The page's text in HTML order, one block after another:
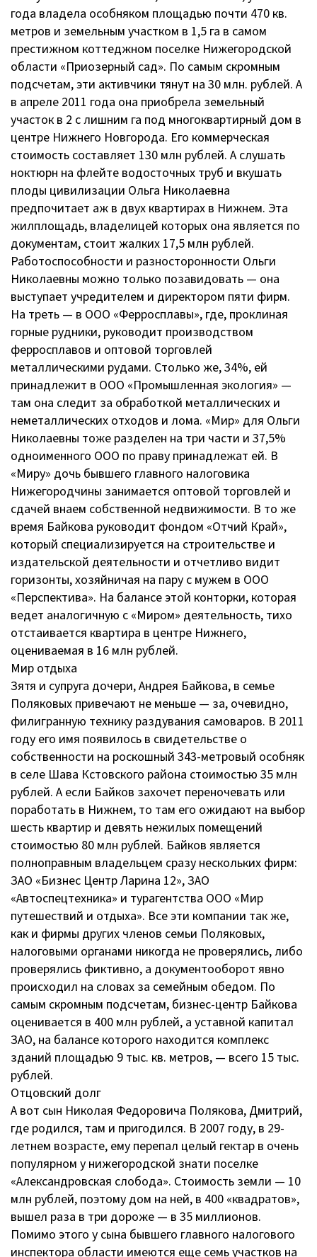
года владела особняком площадью почти 470 кв.
метров и земельным участком в 1,5 га в самом
престижном коттеджном поселке Нижегородской
области «Приозерный сад». По самым скромным
подсчетам, эти активчики тянут на 30 млн. рублей. А
в апреле 2011 года она приобрела земельный
участок в 2 с лишним га под многоквартирный дом в
центре Нижнего Новгорода. Его коммерческая
стоимость составляет 130 млн рублей. А слушать
ноктюрн на флейте водосточных труб и вкушать
плоды цивилизации Ольга Николаевна
предпочитает аж в двух квартирах в Нижнем. Эта
жилплощадь, владелицей которых она является по
документам, стоит жалких 17,5 млн рублей.
Работоспособности и разносторонности Ольги
Николаевны можно только позавидовать — она
выступает учредителем и директором пяти фирм.
На треть — в ООО «Ферросплавы», где, проклиная
горные рудники, руководит производством
ферросплавов и оптовой торговлей
металлическими рудами. Столько же, 34%, ей
принадлежит в ООО «Промышленная экология» —
там она следит за обработкой металлических и
неметаллических отходов и лома. «Мир» для Ольги
Николаевны тоже разделен на три части и 37,5%
одноименного ООО по праву принадлежат ей. В
«Миру» дочь бывшего главного налоговика
Нижегородчины занимается оптовой торговлей и
сдачей внаем собственной недвижимости. В то же
время Байкова руководит фондом «Отчий Край»,
который специализируется на строительстве и
издательской деятельности и отчетливо видит
горизонты, хозяйничая на пару с мужем в ООО
«Перспектива». На балансе этой конторки, которая
ведет аналогичную с «Миром» деятельность, тихо
отстаивается квартира в центре Нижнего,
оцениваемая в 16 млн рублей.
Мир отдыха
Зятя и супруга дочери, Андрея Байкова, в семье
Поляковых привечают не меньше — за, очевидно,
филигранную технику раздувания самоваров. В 2011
году его имя появилось в свидетельстве о
собственности на роскошный 343-метровый особняк
в селе Шава Кстовского района стоимостью 35 млн
рублей. А если Байков захочет переночевать или
поработать в Нижнем, то там его ожидают на выбор
шесть квартир и девять нежилых помещений
стоимостью 80 млн рублей. Байков является
полноправным владельцем сразу нескольких фирм:
ЗАО «Бизнес Центр Ларина 12», ЗАО
«Автоспецтехника» и турагентства ООО «Мир
путешествий и отдыха». Все эти компании так же,
как и фирмы других членов семьи Поляковых,
налоговыми органами никогда не проверялись, либо
проверялись фиктивно, а документооборот явно
происходил на словах за семейным обедом. По
самым скромным подсчетам, бизнес-центр Байкова
оценивается в 400 млн рублей, а уставной капитал
ЗАО, на балансе которого находится комплекс
зданий площадью 9 тыс. кв. метров, — всего 15 тыс.
рублей.
Отцовский долг
А вот сын Николая Федоровича Полякова, Дмитрий,
где родился, там и пригодился. В 2007 году, в 29-
летнем возрасте, ему перепал целый гектар в очень
популярном у нижегородской знати поселке
«Александровская слобода». Стоимость земли — 10
млн рублей, поэтому дом на ней, в 400 «квадратов»,
вышел раза в три дороже — в 35 миллионов.
Помимо этого у сына бывшего главного налогового
инспектора области имеются еще семь участков на